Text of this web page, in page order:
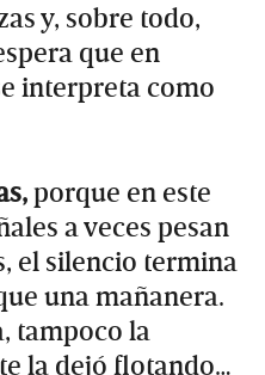
y, sobre todo,
que en
interpreta como
porque en este
a veces pesan
el silencio termina
una mañanera.
tampoco la
la dejó flotando…